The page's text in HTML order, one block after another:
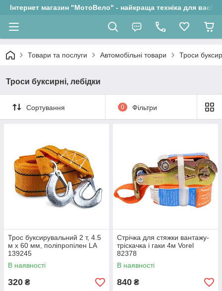
Інтернет магазин "МотоВело" - найкраща техніка для вас!
Товари та послуги Автомобільні товари Троси
Троси буксирні, лебідки
Сортування 0 Фільтри
Трос буксирувальний 2 т, 4.5
м х 60 мм, поліпропілен LA
139245
В наявності
320 ₴
Стрічка для стяжки вантажу-
тріскачка і гаки 4м Vorel
82378
В наявності
840 ₴